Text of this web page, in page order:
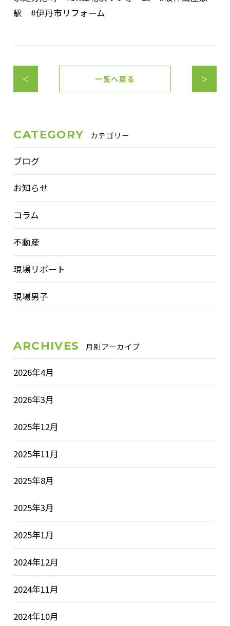
駅 #伊丹市リフォーム
＜ 一覧へ戻る ＞
CATEGORY カテゴリー
ブログ
お知らせ
コラム
不動産
現場リポート
現場男子
ARCHIVES 月別アーカイブ
2026年4月
2026年3月
2025年12月
2025年11月
2025年8月
2025年3月
2025年1月
2024年12月
2024年11月
2024年10月